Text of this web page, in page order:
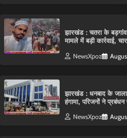
झारखंड : चतरा के बड़गांव
मामले में बड़ी कार्रवाई,
NewsXpoz
झारखंड : धनबाद के
हंगामा, परिजनों ने
NewsXpoz